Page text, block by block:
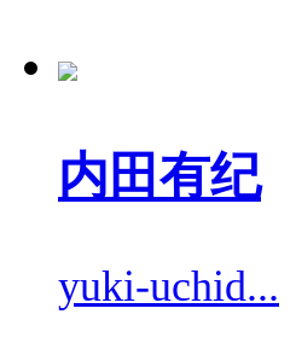
内田有纪
yuki-uchid...